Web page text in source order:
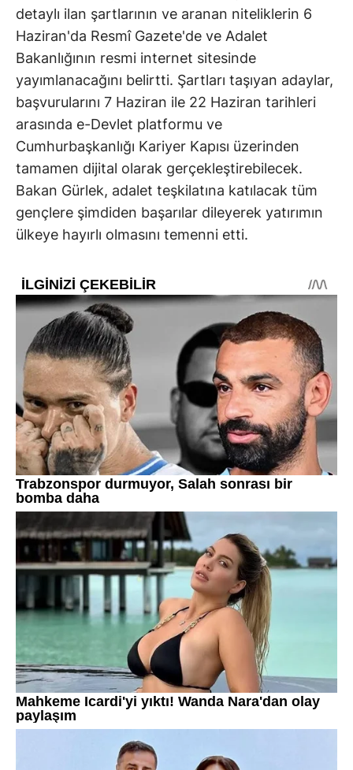
detaylı ilan şartlarının ve aranan niteliklerin 6
Haziran'da Resmî Gazete'de ve Adalet
Bakanlığının resmi internet sitesinde
yayımlanacağını belirtti. Şartları taşıyan adaylar,
başvurularını 7 Haziran ile 22 Haziran tarihleri
arasında e-Devlet platformu ve
Cumhurbaşkanlığı Kariyer Kapısı üzerinden
tamamen dijital olarak gerçekleştirebilecek.
Bakan Gürlek, adalet teşkilatına katılacak tüm
gençlere şimdiden başarılar dileyerek yatırımın
ülkeye hayırlı olmasını temenni etti.